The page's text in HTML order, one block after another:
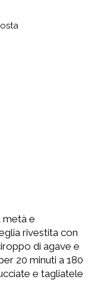
metà e
rivestita con
di agave e
20 minuti a 180
e tagliatele